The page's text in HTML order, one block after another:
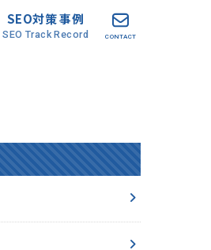
SEO対策 事例
SEO Track Record CONTACT